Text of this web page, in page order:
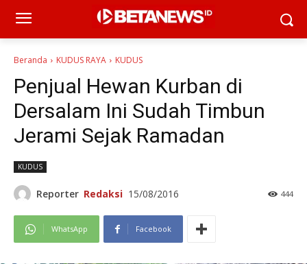
Beranda KUDUS RAYA KUDUS
Penjual Hewan Kurban di
Dersalam Ini Sudah Timbun
Jerami Sejak Ramadan
KUDUS
Reporter Redaksi 15/08/2016 444
WhatsApp Facebook